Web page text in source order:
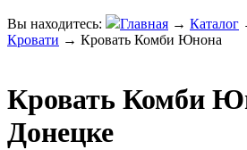
Вы находитесь: Главная → Каталог
Кровати → Кровать Комби Юнона
Кровать Комби
Донецке